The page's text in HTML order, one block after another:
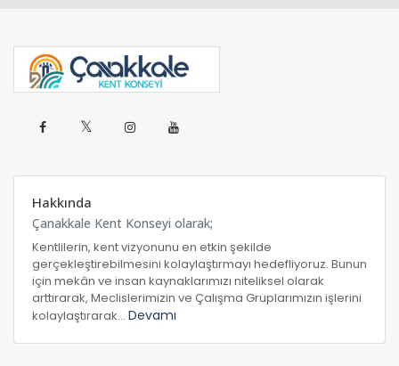
𝕏
Hakkında
Çanakkale Kent Konseyi olarak;
Kentlilerin, kent vizyonunu en etkin şekilde
gerçekleştirebilmesini kolaylaştırmayı hedefliyoruz. Bunun
için mekân ve insan kaynaklarımızı niteliksel olarak
arttırarak, Meclislerimizin ve Çalışma Gruplarımızın işlerini
kolaylaştırarak... Devamı